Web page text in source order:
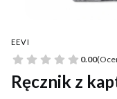
EEVI
0.00
Ręcznik z